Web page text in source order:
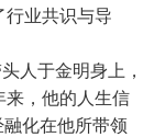
行业共识与导
人于金明身上，
来，他的人生信
化在他所带领